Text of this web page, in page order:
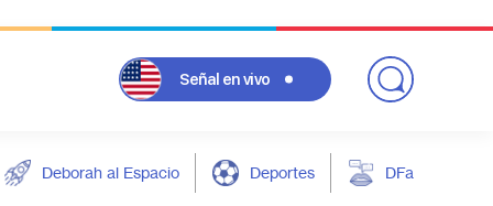
Señal en vivo
Deborah al Espacio Deportes DFarándula